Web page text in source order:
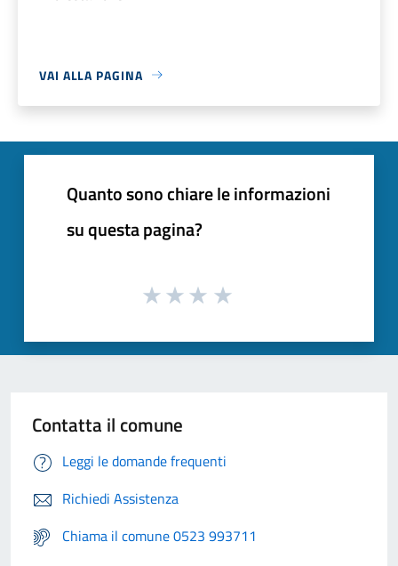
VAI ALLA PAGINA
Quanto sono chiare le informazioni
su questa pagina?
Contatta il comune
Leggi le domande frequenti
Richiedi Assistenza
Chiama il comune 0523 993711